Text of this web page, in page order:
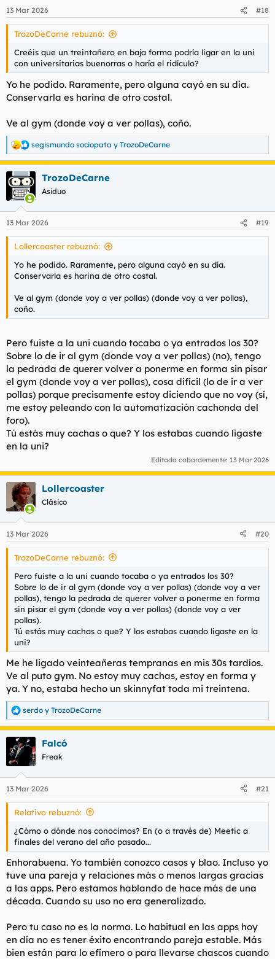
e
s
13 Mar 2026 #18
TrozoDeCarne rebuznó:
Creéis que un treintañero en baja forma podría ligar en la uni
con universitarias buenorras o haría el ridículo?
Yo he podido. Raramente, pero alguna cayó en su día.
Conservarla es harina de otro costal.
Ve al gym (donde voy a ver pollas), coño.
R
e
a
c
c
i
e
s
segismundo sociopata y TrozoDeCarne
TrozoDeCarne
Asiduo
13 Mar 2026 #19
Lollercoaster rebuznó:
Yo he podido. Raramente, pero alguna cayó en su día.
Conservarla es harina de otro costal.
Ve al gym (donde voy a ver pollas) (donde voy a ver pollas),
coño.
Pero fuiste a la uni cuando tocaba o ya entrados los 30?
Sobre lo de ir al gym (donde voy a ver pollas) (no), tengo
la pedrada de querer volver a ponerme en forma sin pisar
el gym (donde voy a ver pollas), cosa difícil (lo de ir a ver
pollas) porque precisamente estoy diciendo que no voy (sí,
me estoy peleando con la automatización cachonda del
foro).
Tú estás muy cachas o que? Y los estabas cuando ligaste
en la uni?
Editado cobardemente: 13 Mar 2026
Lollercoaster
Clásico
13 Mar 2026 #20
TrozoDeCarne rebuznó:
Pero fuiste a la uni cuando tocaba o ya entrados los 30?
Sobre lo de ir al gym (donde voy a ver pollas) (donde voy a ver
pollas), tengo la pedrada de querer volver a ponerme en forma
sin pisar el gym (donde voy a ver pollas) (donde voy a ver
pollas).
Tú estás muy cachas o que? Y los estabas cuando ligaste en la
uni?
Me he ligado veinteañeras tempranas en mis 30s tardíos.
Ve al puto gym. No estoy muy cachas, estoy en forma y
ya. Y no, estaba hecho un skinnyfat toda mi treintena.
R
e
a
c
c
i
e
s
serdo y TrozoDeCarne
Falcó
Freak
13 Mar 2026 #21
Relativo rebuznó:
¿Cómo o dónde nos conocimos? En (o a través de) Meetic a
finales del verano del año pasado...
Enhorabuena. Yo también conozco casos y blao. Incluso yo
tuve una pareja y relaciones más o menos largas gracias
a las apps. Pero estamos hablando de hace más de una
década. Cuando su uso no era generalizado.
Pero tu caso no es la norma. Lo habitual en las apps hoy
en día no es tener éxito encontrando pareja estable. Más
bien están para lo efímero o para llevarse chascos cuando